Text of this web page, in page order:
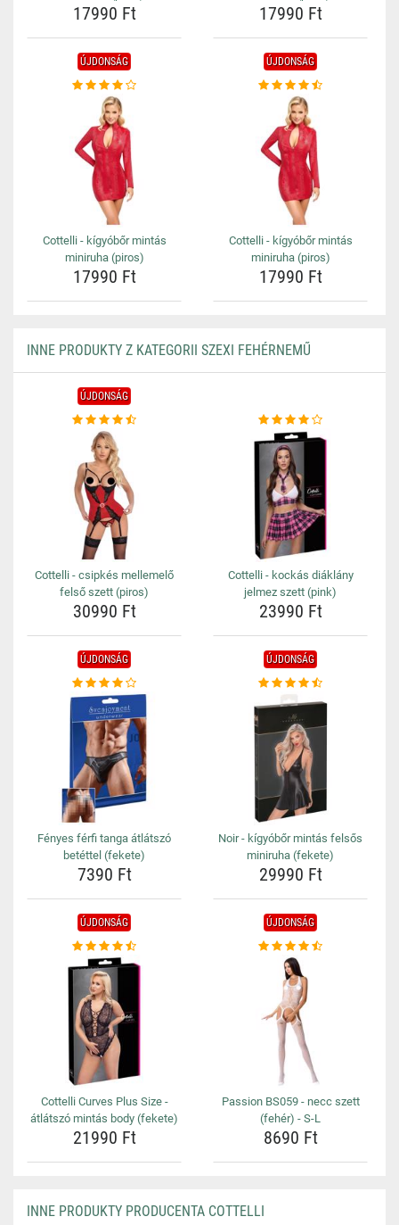
17990 Ft 17990 Ft
ÚJDONSÁG
Cottelli - kígyóbőr mintás
miniruha (piros)
17990 Ft
ÚJDONSÁG
Cottelli - kígyóbőr mintás
miniruha (piros)
17990 Ft
INNE PRODUKTY Z KATEGORII SZEXI FEHÉRNEMŰ
ÚJDONSÁG
Cottelli - csipkés mellemelő
felső szett (piros)
30990 Ft
Cottelli - kockás diáklány
jelmez szett (pink)
23990 Ft
ÚJDONSÁG
Fényes férfi tanga átlátszó
betéttel (fekete)
7390 Ft
ÚJDONSÁG
Noir - kígyóbőr mintás felsős
miniruha (fekete)
29990 Ft
ÚJDONSÁG
Cottelli Curves Plus Size -
átlátszó mintás body (fekete)
21990 Ft
ÚJDONSÁG
Passion BS059 - necc szett
(fehér) - S-L
8690 Ft
INNE PRODUKTY PRODUCENTA COTTELLI